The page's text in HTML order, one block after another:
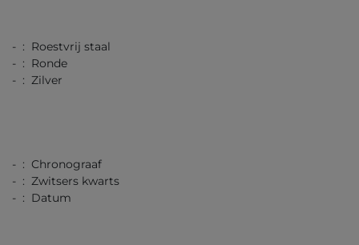
- : Roestvrij staal
- : Ronde
- : Zilver
- : Chronograaf
- : Zwitsers kwarts
- : Datum